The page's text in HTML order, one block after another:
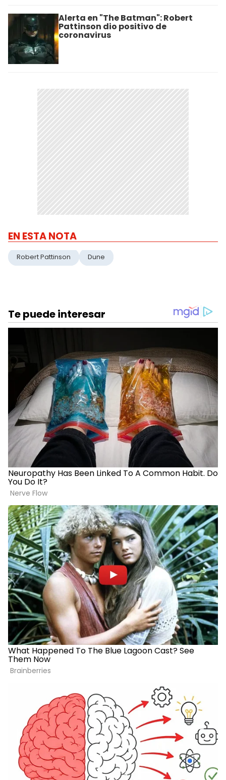
Alerta en "The Batman": Robert
Pattinson dio positivo de
coronavirus
EN ESTA NOTA
Robert Pattinson Dune